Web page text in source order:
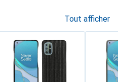
Tout afficher